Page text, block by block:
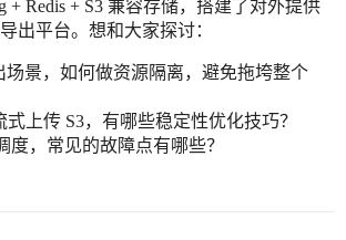
+ Redis + S3 兼容存储，搭建了对外提供
出平台。想和大家探讨：
场景，如何做资源隔离，避免拖垮整个
上传 S3，有哪些稳定性优化技巧？
度，常见的故障点有哪些？